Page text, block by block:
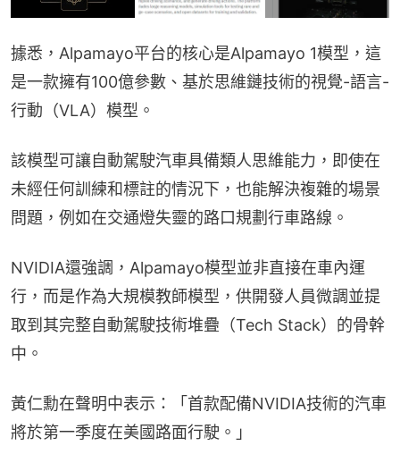
據悉，Alpamayo平台的核心是Alpamayo 1模型，這
是一款擁有100億參數、基於思維鏈技術的視覺-語言-
行動（VLA）模型。
該模型可讓自動駕駛汽車具備類人思維能力，即使在
未經任何訓練和標註的情況下，也能解決複雜的場景
問題，例如在交通燈失靈的路口規劃行車路線。
NVIDIA還強調，Alpamayo模型並非直接在車內運
行，而是作為大規模教師模型，供開發人員微調並提
取到其完整自動駕駛技術堆疊（Tech Stack）的骨幹
中。
黃仁勳在聲明中表示：「首款配備NVIDIA技術的汽車
將於第一季度在美國路面行駛。」